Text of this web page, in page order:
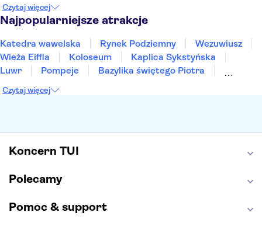
Sopot
Gdynia Zakopane
Czytaj więcej
Najpopularniejsze atrakcje
Katedra wawelska Rynek Podziemny
Wezuwiusz
Wieża Eiffla
Koloseum
Kaplica Sykstyńska
Luwr
Pompeje
Bazylika świętego Piotra
Etna
Wawel
Czytaj więcej
Koncern TUI
Polecamy
Pomoc & support